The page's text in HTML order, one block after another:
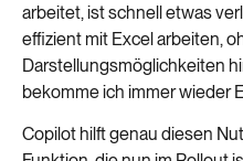
arbeitet, ist schnell etwas
effizient mit Excel arbeiten,
Darstellungsmöglichkeiten
bekomme ich immer wieder
Copilot hilft genau diesen